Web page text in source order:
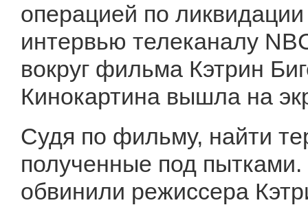
операцией по
интервью телеканалу
вокруг фильма Кэтрин
Кинокартина вышла на
Судя по фильму, найти
полученные под
обвинили режиссера